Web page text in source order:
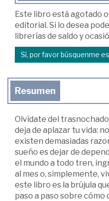
Este libro está agotado
editorial. Si lo desea
librerías de saldo y
Sí, por favor búsquenme
Resumen
Olvídate del
deja de aplazar tu vida:
existen demasiadas
sueño es dejar de
el mundo a todo tren,
al mes o, simplemente,
este libro es la brújula
paso a paso sobre cómo